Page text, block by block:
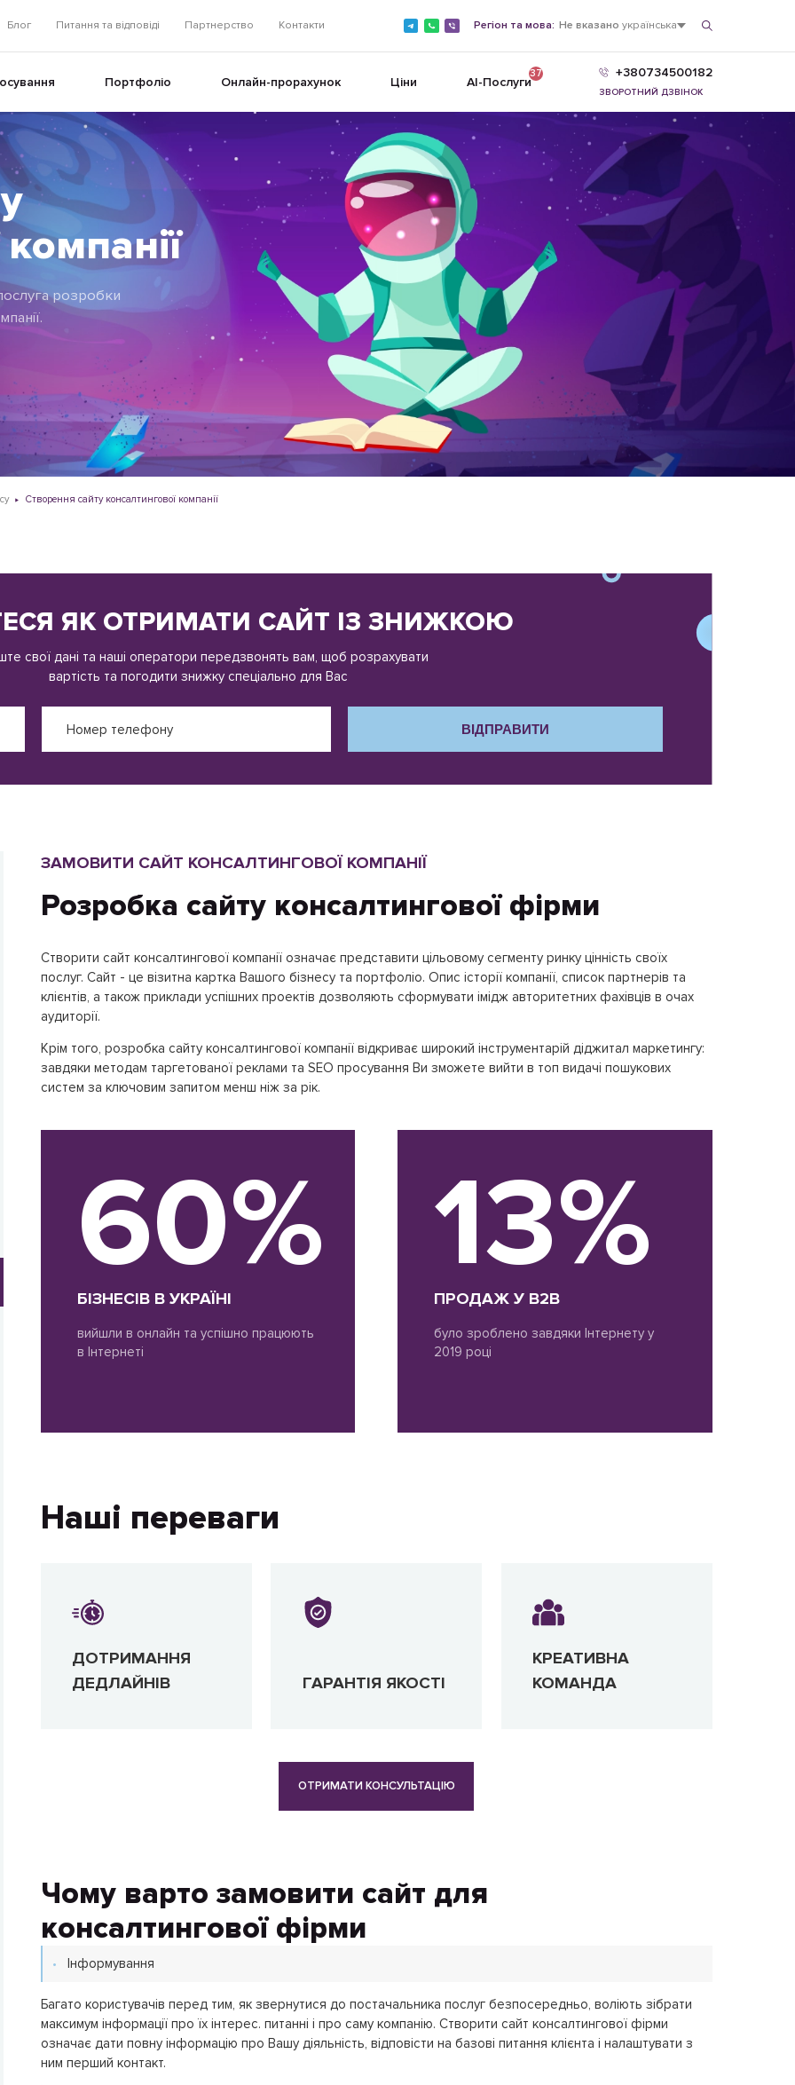
Блог Питання та відповіді Партнерство Контакти Регіон та мова: Не вказано українська
Портфоліо Онлайн-прорахунок Ціни AI-Послуги
37 +380734500182
ЗВОРОТНИЙ ДЗВІНОК
розробки
Створення сайту консалтингової компанії
ЯК ОТРИМАТИ САЙТ ІЗ ЗНИЖКОЮ
свої дані та наші оператори передзвонять вам, щоб розрахувати
вартість та погодити знижку спеціально для Вас
ВІДПРАВИТИ
ЗАМОВИТИ САЙТ КОНСАЛТИНГОВОЇ КОМПАНІЇ
Розробка сайту консалтингової фірми
Створити сайт консалтингової компанії означає представити цільовому сегменту ринку цінність своїх
послуг. Сайт - це візитна картка Вашого бізнесу та портфоліо. Опис історії компанії, список партнерів та
клієнтів, а також приклади успішних проектів дозволяють сформувати імідж авторитетних фахівців в очах
аудиторії.
Крім того, розробка сайту консалтингової компанії відкриває широкий інструментарій діджитал маркетингу:
завдяки методам таргетованої реклами та SEO просування Ви зможете вийти в топ видачі пошукових
систем за ключовим запитом менш ніж за рік.
60%
БІЗНЕСІВ В УКРАЇНІ
вийшли в онлайн та успішно працюють
в Інтернеті
13%
ПРОДАЖ У B2B
було зроблено завдяки Інтернету у
2019 році
Наші переваги
ДОТРИМАННЯ
ДЕДЛАЙНІВ
ГАРАНТІЯ ЯКОСТІ
КРЕАТИВНА
КОМАНДА
ОТРИМАТИ КОНСУЛЬТАЦІЮ
Чому варто замовити сайт для
консалтингової фірми
Інформування
Багато користувачів перед тим, як звернутися до постачальника послуг безпосередньо, воліють зібрати
максимум інформації про їх інтерес. питанні і про саму компанію. Створити сайт консалтингової фірми
означає дати повну інформацію про Вашу діяльність, відповісти на базові питання клієнта і налаштувати з
ним перший контакт.
+
+